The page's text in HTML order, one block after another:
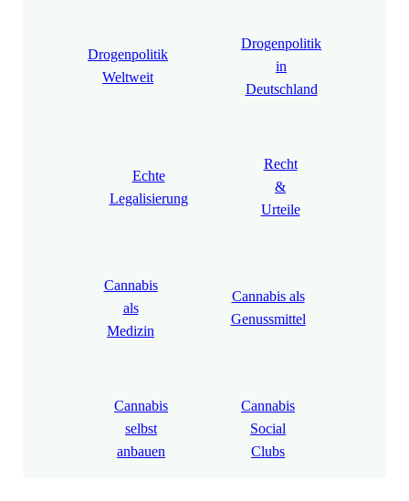
Drogenpolitik
Weltweit
Drogenpolitik
in
Deutschland
Echte
Legalisierung
Recht
&
Urteile
Cannabis
als
Medizin
Cannabis als
Genussmittel
Cannabis
selbst
anbauen
Cannabis
Social
Clubs